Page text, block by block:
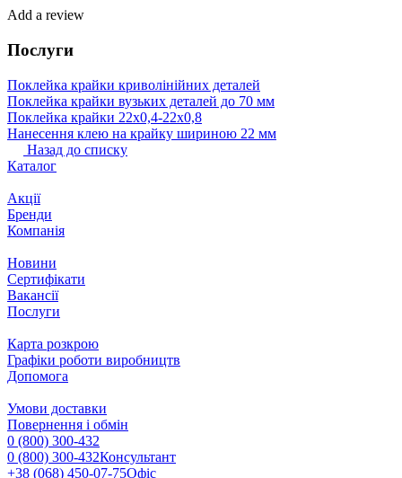
Add a review
Послуги
Поклейка крайки криволінійних деталей
Поклейка крайки вузьких деталей до 70 мм
Поклейка крайки 22х0,4-22х0,8
Нанесення клею на крайку шириною 22 мм
Назад до списку
Каталог
Акції
Бренди
Компанія
Новини
Сертифікати
Вакансії
Послуги
Карта розкрою
Графіки роботи виробництв
Допомога
Умови доставки
Повернення і обмін
0 (800) 300-432
0 (800) 300-432Консультант
+38 (068) 450-07-75Офіс